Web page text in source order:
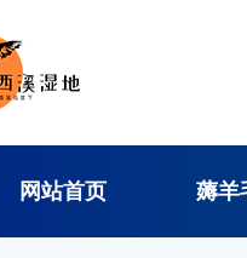
网站首页 薅羊